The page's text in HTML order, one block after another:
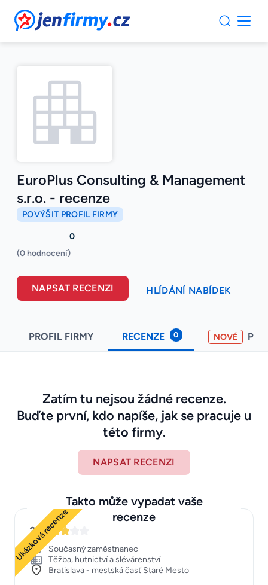
JenFirmy.cz
EuroPlus Consulting & Management
s.r.o. - recenze
POVÝŠIT PROFIL FIRMY
0
(0 hodnocení)
NAPSAT RECENZI HLÍDÁNÍ NABÍDEK
PROFIL FIRMY RECENZE 0 NOVÉ
Zatím tu nejsou žádné recenze.
Buďte první, kdo napíše, jak se pracuje u
této firmy.
NAPSAT RECENZI
Takto může vypadat vaše
recenze
Ukázková recenze
3
Současný zaměstnanec
Těžba, hutnictví a slévárenství
Bratislava - mestská časť Staré Mesto